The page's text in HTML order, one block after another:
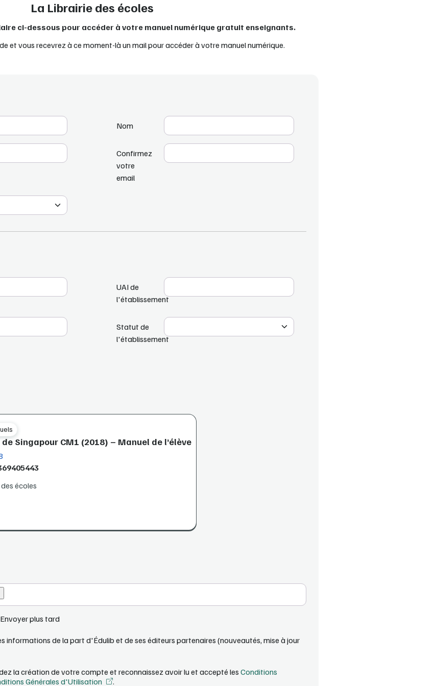
La Librairie des écoles
ci-dessous pour accéder à votre manuel numérique gratuit enseignants.
et vous recevrez à ce moment-là un mail pour accéder à votre manuel numérique.
Nom
Confirmez
votre
email
UAI de
l'établissement
Statut de
l'établissement
Singapour CM1 (2018) – Manuel de l’élève
écoles
Envoyer plus tard
informations de la part d'Édulib et de ses éditeurs partenaires (nouveautés, mise à jour
la création de votre compte et reconnaissez avoir lu et accepté les Conditions
Générales d'Utilisation .